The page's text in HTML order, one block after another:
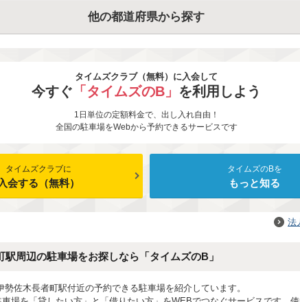
他の都道府県から探す
タイムズクラブ（無料）に入会して
今すぐ 「タイムズのB」 を利用しよう
1日単位の定額料金で、出し入れ自由！
全国の駐車場をWebから予約できるサービスです
タイムズクラブに
入会する（無料）
タイムズのBを
もっと知る
法
駅周辺の駐車場をお探しなら「タイムズのB」
勢佐木長者町駅付近の予約できる駐車場を紹介しています。